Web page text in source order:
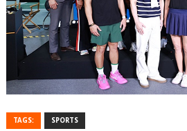
TAGS: SPORTS